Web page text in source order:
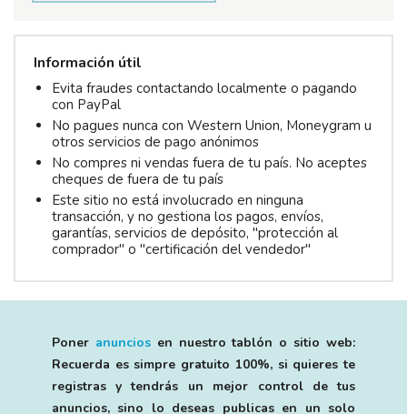
Información útil
Evita fraudes contactando localmente o pagando
con PayPal
No pagues nunca con Western Union, Moneygram u
otros servicios de pago anónimos
No compres ni vendas fuera de tu país. No aceptes
cheques de fuera de tu país
Este sitio no está involucrado en ninguna
transacción, y no gestiona los pagos, envíos,
garantías, servicios de depósito, "protección al
comprador" o "certificación del vendedor"
Poner anunciosen nuestro tablón o sitio web:
Recuerda es simpre gratuito 100%, si quieres te
registras y tendrás un mejor control de tus
anuncios, sino lo deseas publicas en un solo